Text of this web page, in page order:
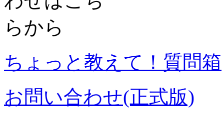
ちょっと教えて！質問箱
お問い合わせ(正式版)